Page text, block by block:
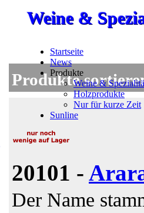
Startseite
News
Produkte
Weine &
Holzprodukte
Nur für kurze Zeit
Sunline
Weine &
Weine &
Weine &
Produkte
20101 -
Der Name